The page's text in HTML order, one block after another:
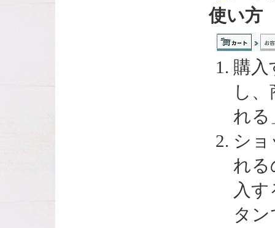
使い方
購入
し
れる
シ
れる
入
タ